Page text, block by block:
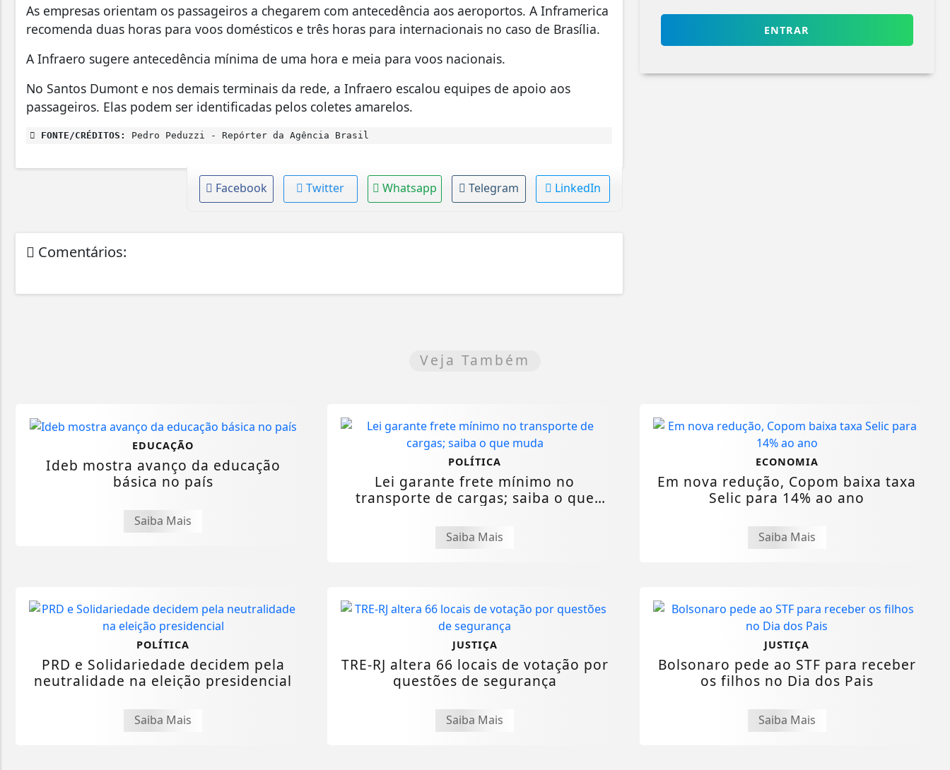
As empresas orientam os passageiros a chegarem com antecedência aos aeroportos. A Inframerica
recomenda duas horas para voos domésticos e três horas para internacionais no caso de Brasília.
A Infraero sugere antecedência mínima de uma hora e meia para voos nacionais.
No Santos Dumont e nos demais terminais da rede, a Infraero escalou equipes de apoio aos
passageiros. Elas podem ser identificadas pelos coletes amarelos.
FONTE/CRÉDITOS: Pedro Peduzzi - Repórter da Agência Brasil
Facebook Twitter Whatsapp Telegram LinkedIn
Comentários:
ENTRAR
Veja Também
EDUCAÇÃO
Ideb mostra avanço da educação
básica no país
Saiba Mais
POLÍTICA
Lei garante frete mínimo no
transporte de cargas; saiba o que
Saiba Mais
ECONOMIA
Em nova redução, Copom baixa taxa
Selic para 14% ao ano
Saiba Mais
POLÍTICA
PRD e Solidariedade decidem pela
neutralidade na eleição presidencial
Saiba Mais
JUSTIÇA
TRE-RJ altera 66 locais de votação por
questões de segurança
Saiba Mais
JUSTIÇA
Bolsonaro pede ao STF para receber
os filhos no Dia dos Pais
Saiba Mais